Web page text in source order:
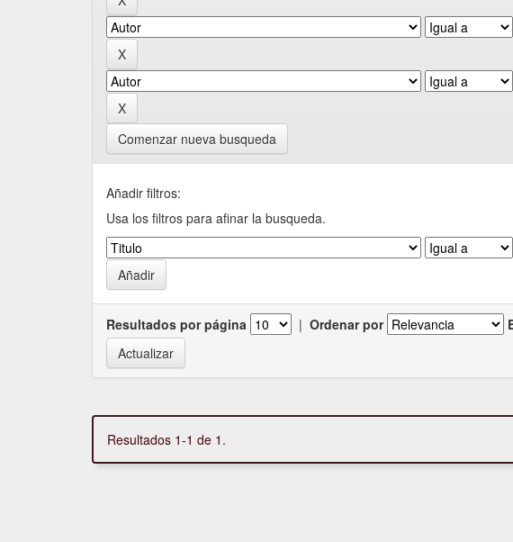
Comenzar nueva busqueda
Añadir filtros:
Usa los filtros para afinar la busqueda.
Resultados por página | Ordenar por
Resultados 1-1 de 1.